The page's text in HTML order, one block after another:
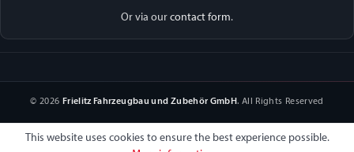
Or via our contact form.
© 2026 Frielitz Fahrzeugbau und Zubehör GmbH. All Rights Reserved
This website uses cookies to ensure the best experience possible.